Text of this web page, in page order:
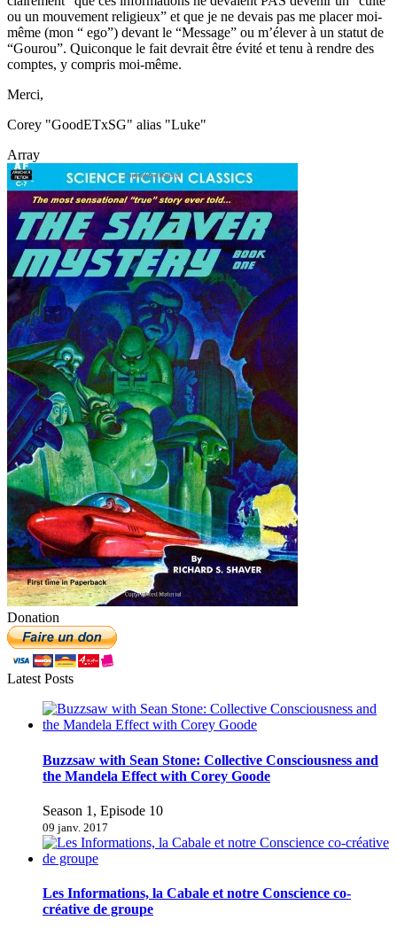
ou un mouvement religieux” et que je ne devais pas me placer moi-
même (mon “ ego”) devant le “Message” ou m’élever à un statut de
“Gourou”. Quiconque le fait devrait être évité et tenu à rendre des
comptes, y compris moi-même.
Merci,
Corey "GoodETxSG" alias "Luke"
Array
Donation
Latest Posts
Buzzsaw with Sean Stone: Collective Consciousness and
the Mandela Effect with Corey Goode
Season 1, Episode 10
09 janv. 2017
Les Informations, la Cabale et notre Conscience co-
créative de groupe